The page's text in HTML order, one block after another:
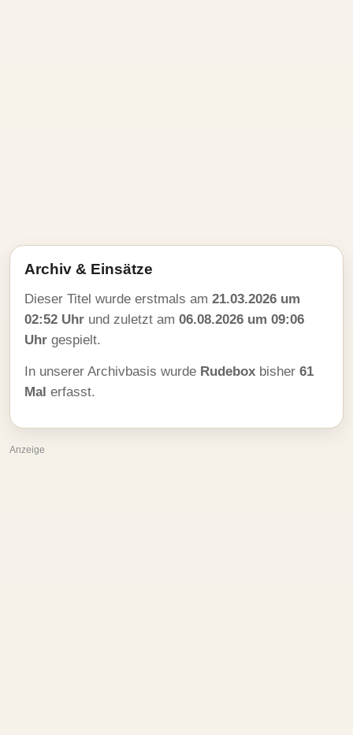
Archiv & Einsätze
Dieser Titel wurde erstmals am 21.03.2026 um
02:52 Uhr und zuletzt am 06.08.2026 um 09:06
Uhr gespielt.
In unserer Archivbasis wurde Rudebox bisher 61
Mal erfasst.
Anzeige